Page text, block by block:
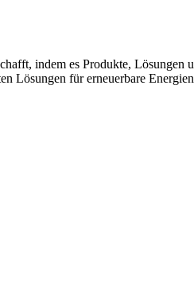
indem es Produkte, Lösungen
Lösungen für erneuerbare